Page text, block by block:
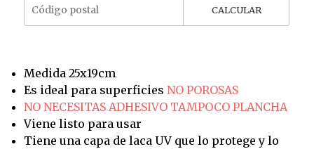
CALCULAR
Medida 25x19cm
Es ideal para superficies NO POROSAS
NO NECESITAS ADHESIVO TAMPOCO PLANCHA
Viene listo para usar
Tiene una capa de laca UV que lo protege y lo